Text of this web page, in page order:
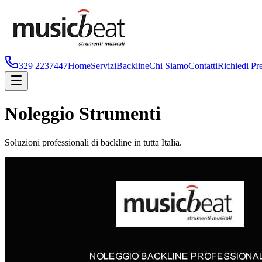
329 2237447HomeServiziBacklineChi SiamoContattiRichiedi
Noleggio Strumenti
Soluzioni professionali di backline in tutta Italia.